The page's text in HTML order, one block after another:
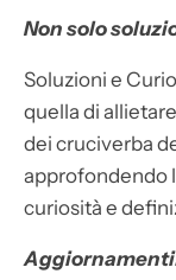
Non solo
Soluzioni e
quella di
dei cruciverba
approfondendo
curiosità e